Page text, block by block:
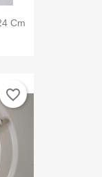
Cm
favorite_border